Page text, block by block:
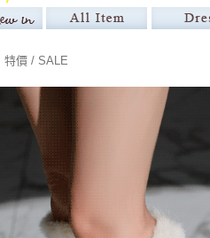
特價 / SALE